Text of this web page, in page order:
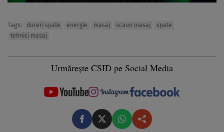
Tags: dureri spate energie masaj scaun masaj
spate
tehnici masaj
Urmărește CSID pe Social Media